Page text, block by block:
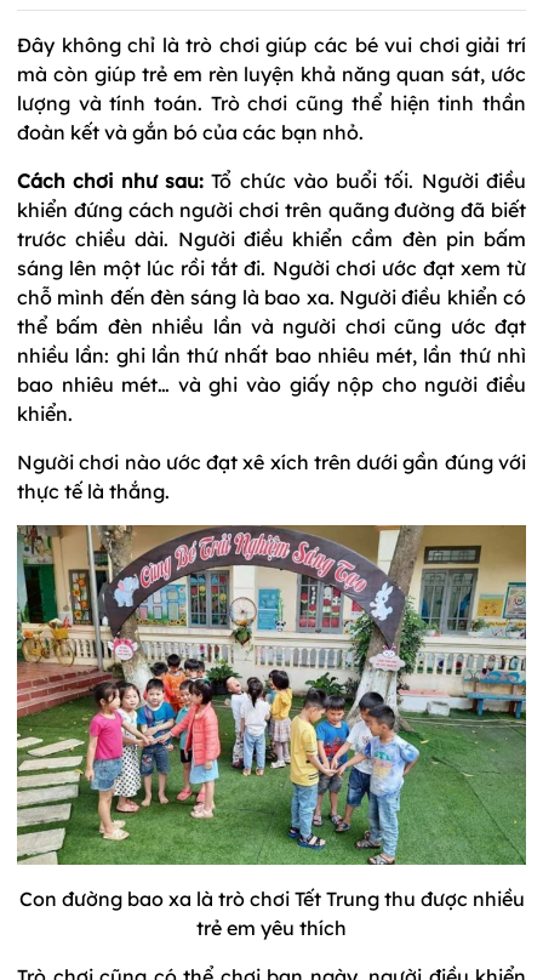
Đây không chỉ là trò chơi giúp các bé vui chơi giải trí
mà còn giúp trẻ em rèn luyện khả năng quan sát, ước
lượng và tính toán. Trò chơi cũng thể hiện tinh thần
đoàn kết và gắn bó của các bạn nhỏ.
Cách chơi như sau:Tổ chức vào buổi tối. Người điều
khiển đứng cách người chơi trên quãng đường đã biết
trước chiều dài. Người điều khiển cầm đèn pin bấm
sáng lên một lúc rồi tắt đi. Người chơi ước đạt xem từ
chỗ mình đến đèn sáng là bao xa. Người điều khiển có
thể bấm đèn nhiều lần và người chơi cũng ước đạt
nhiều lần: ghi lần thứ nhất bao nhiêu mét, lần thứ nhì
bao nhiêu mét… và ghi vào giấy nộp cho người điều
khiển.
Người chơi nào ước đạt xê xích trên dưới gần đúng với
thực tế là thắng.
Con đường bao xa là trò chơi Tết Trung thu được nhiều
trẻ em yêu thích